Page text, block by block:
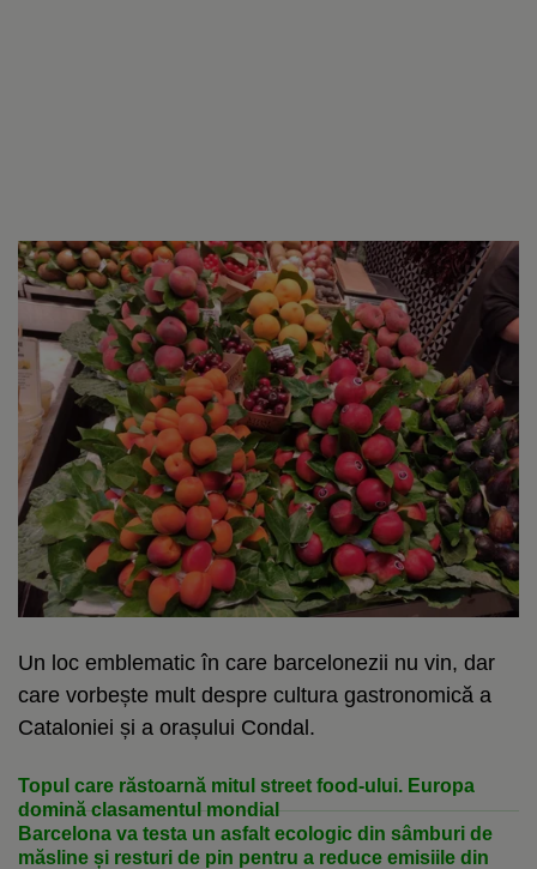
Un loc emblematic în care barcelonezii nu vin, dar
care vorbește mult despre cultura gastronomică a
Cataloniei și a orașului Condal.
Topul care răstoarnă mitul street food-ului. Europa
domină clasamentul mondial
Barcelona va testa un asfalt ecologic din sâmburi de
măsline și resturi de pin pentru a reduce emisiile din